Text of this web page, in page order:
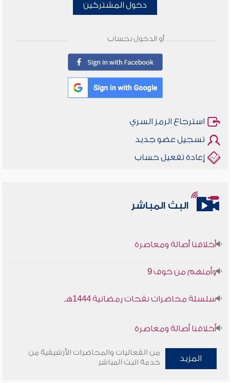
دخول المشتركين
أو الدخول بحساب
استرجاع الرمز السري
تسجيل عضو جديد
إعادة تفعيل حساب
البث المباشر
أخلاقنا أصالة ومعاصرة
وأمنهم من خوف 9
سلسلة محاضرات نفحات رمضانية 1444هـ
أخلاقنا أصالة ومعاصرة
وأمنهم من خوف 9
المزيد
من الفعاليات والمحاضرات الأرشيفية من
خدمة البث المباشر